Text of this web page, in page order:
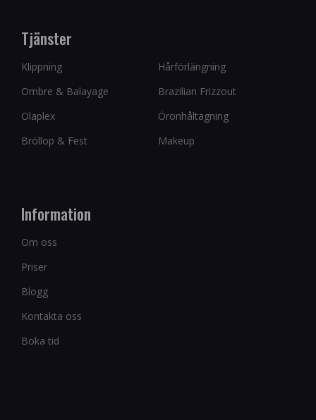
Tjänster
Klippning
Hårförlängning
Ombre & Balayage
Brazilian Frizzout
Olaplex
Öronhåltagning
Bröllop & Fest
Makeup
Information
Om oss
Priser
Blogg
Kontakta oss
Boka tid